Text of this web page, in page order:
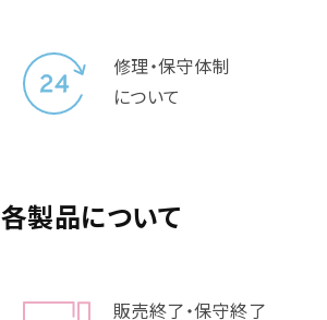
修理・保守体制
について
各製品について
販売終了・保守終了